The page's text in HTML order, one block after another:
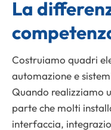
La
Costruiamo quadri
automazione e
Quando realizziamo
parte che molti
interfaccia,